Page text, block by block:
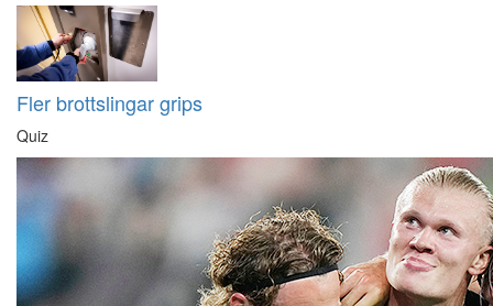
Fler brottslingar grips
Quiz